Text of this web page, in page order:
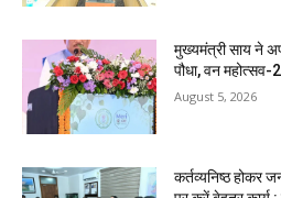
मुख्यमंत्री साय ने
पौधा, वन
August 5, 2026
कर्तव्यनिष्ठ होकर